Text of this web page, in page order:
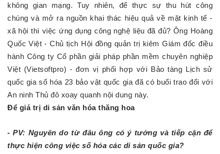
không gian mạng. Tuy nhiên, để thực sự thu hút công
chúng và mở ra nguồn khai thác hiệu quả về mặt kinh tế -
xã hội thì việc ứng dụng công nghệ liệu đã đủ? Ông Hoàng
Quốc Việt - Chủ tịch Hội đồng quản trị kiêm Giám đốc điều
hành Công ty Cổ phần giải pháp phần mềm chuyên nghiệp
Việt (Vietsoftpro) - đơn vị phối hợp với Bảo tàng Lịch sử
quốc gia số hóa 23 bảo vật quốc gia đã có buổi trao đổi với
An ninh Thủ đô xoay quanh nội dung này.
Để giá trị di sản văn hóa thăng hoa
- PV: Nguyên do từ đâu ông có ý tưởng và tiếp cận để
thực hiện công việc số hóa các di sản quốc gia?